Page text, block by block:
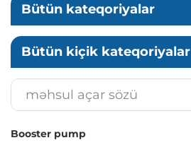
Bütün kateqoriyalar
Bütün kiçik kateqoriyalar
Booster pump